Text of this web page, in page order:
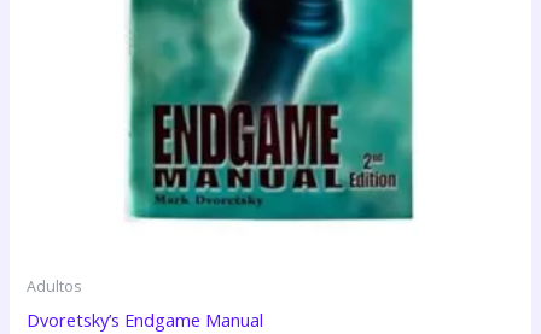
Adultos
Dvoretsky’s Endgame Manual